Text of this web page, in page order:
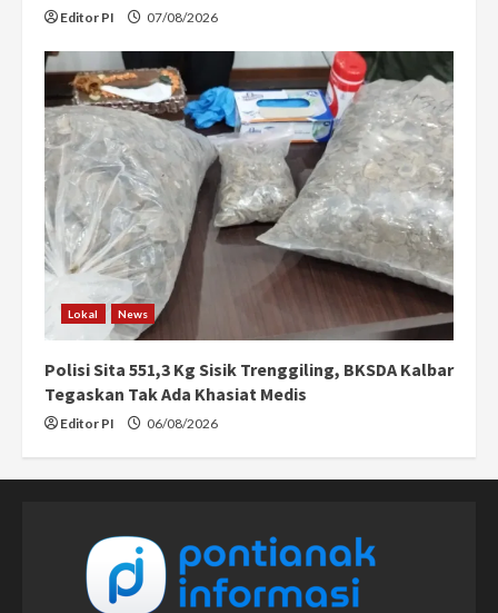
Editor PI 07/08/2026
Lokal News
Polisi Sita 551,3 Kg Sisik Trenggiling, BKSDA Kalbar
Tegaskan Tak Ada Khasiat Medis
Editor PI 06/08/2026